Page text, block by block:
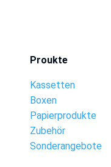
Proukte
Kassetten
Boxen
Papierprodukte
Zubehör
Sonderangebote